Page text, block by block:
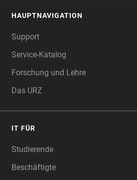
HAUPTNAVIGATION
Support
Service-Katalog
Forschung und Lehre
Das URZ
IT FÜR
Studierende
Beschäftigte